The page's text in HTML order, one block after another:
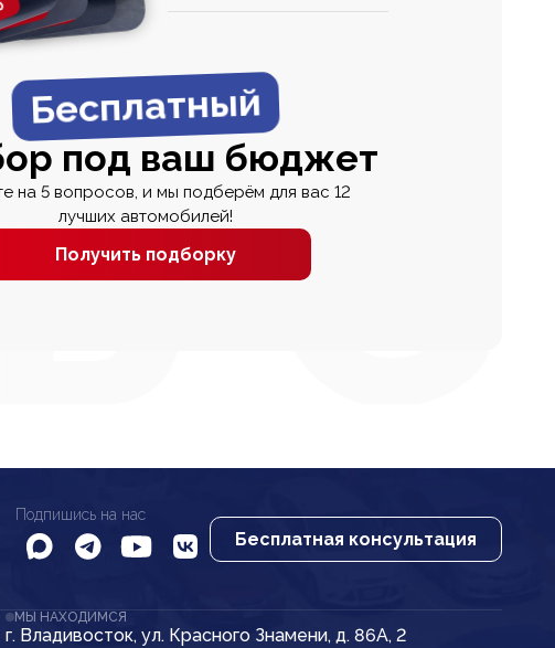
000
2 820 0002 670 000
Бесплатный
под ваш бюджет
на 5 вопросов, и мы подберём для вас 12
лучших автомобилей!
Получить подборку
Подпишись на нас
Бесплатная консультация
МЫ НАХОДИМСЯ
г. Владивосток, ул. Красного Знамени, д. 86А, 2